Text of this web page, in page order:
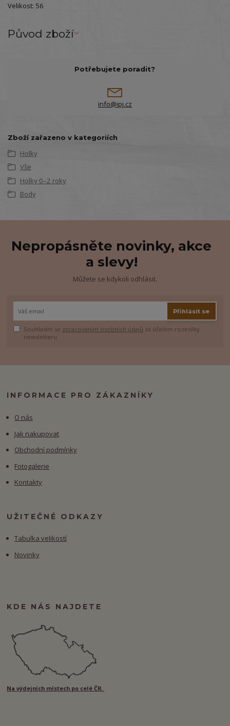
Velikost: 56
Původ zboží
Potřebujete poradit?
info@ipj.cz
Zboží zařazeno v kategoriích
Holky
Vše
Holky 0–2 roky
Body
Nepropásněte novinky, akce
a slevy!
Můžete se kdykoli odhlásit.
Přihlásit se
Souhlasím se zpracováním osobních údajů za účelem rozesílky
newsletteru.
INFORMACE PRO ZÁKAZNÍKY
O nás
Jak nakupovat
Obchodní podmínky
Fotogalerie
Kontakty
UŽITEČNÉ ODKAZY
Tabulka velikostí
Novinky
KDE NÁS NAJDETE
Na výdejních místech po celé ČR.